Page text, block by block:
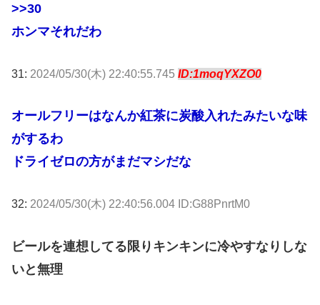
>>30
ホンマそれだわ
31: 2024/05/30(木) 22:40:55.745 ID:1moqYXZO0
オールフリーはなんか紅茶に炭酸入れたみたいな味
がするわ
ドライゼロの方がまだマシだな
32: 2024/05/30(木) 22:40:56.004 ID:G88PnrtM0
ビールを連想してる限りキンキンに冷やすなりしな
いと無理